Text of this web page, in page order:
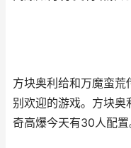
方块奥利给和万魔蛮
别欢迎的游戏。方块
奇高爆今天有30人配置